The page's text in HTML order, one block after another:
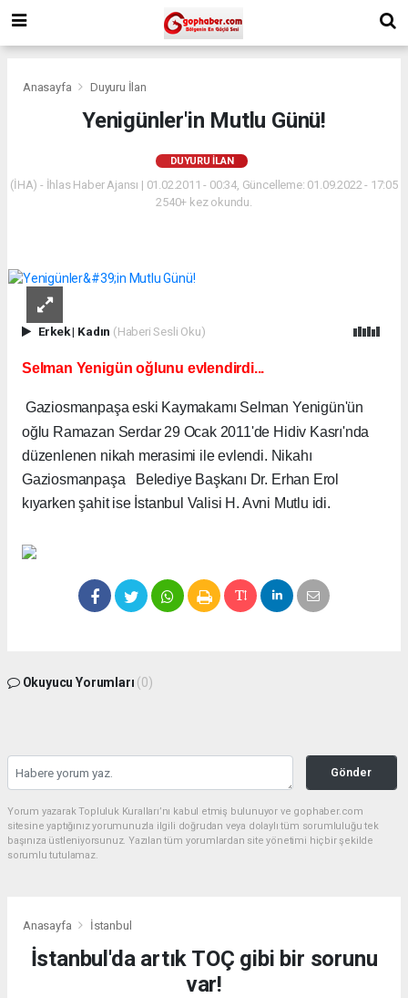
Anasayfa Duyuru İlan
Yenigünler'in Mutlu Günü!
DUYURU İLAN
(İHA) - İhlas Haber Ajansı | 01.02.2011 - 00:34, Güncelleme: 01.09.2022 - 17:05
2540+ kez okundu.
Erkek| Kadın (Haberi Sesli Oku)
Selman Yenigün oğlunu evlendirdi...
Gaziosmanpaşa eski Kaymakamı Selman Yenigün'ün
oğlu Ramazan Serdar 29 Ocak 2011'de Hidiv Kasrı'nda
düzenlenen nikah merasimi ile evlendi. Nikahı
Gaziosmanpaşa
Belediye Başkanı Dr. Erhan Erol
kıyarken şahit ise İstanbul Valisi H. Avni Mutlu idi.
Okuyucu Yorumları (0)
Gönder
Yorum yazarak Topluluk Kuralları’nı kabul etmiş bulunuyor ve gophaber.com
sitesine yaptığınız yorumunuzla ilgili doğrudan veya dolaylı tüm sorumluluğu tek
başınıza üstleniyorsunuz. Yazılan tüm yorumlardan site yönetimi hiçbir şekilde
sorumlu tutulamaz.
Anasayfa İstanbul
İstanbul'da artık TOÇ gibi bir sorunu
var!